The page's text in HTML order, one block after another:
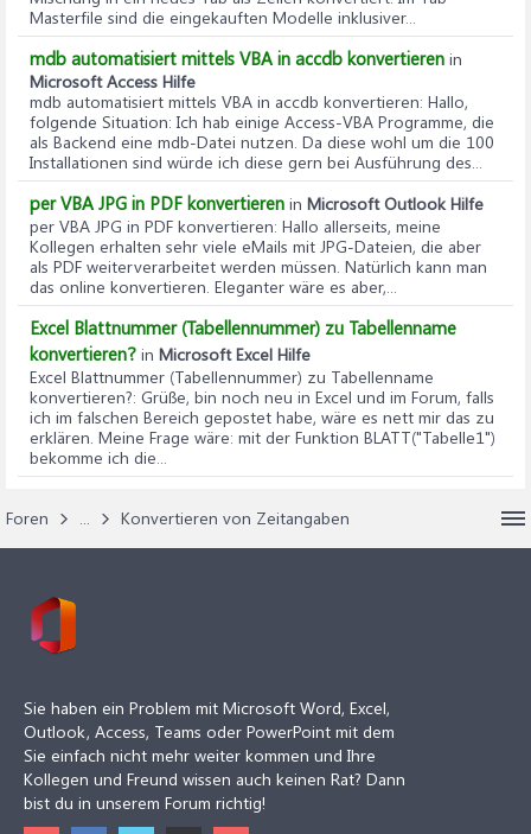
Masterfile sind die eingekauften Modelle inklusiver...
mdb automatisiert mittels VBA in accdb konvertieren in
Microsoft Access Hilfe
mdb automatisiert mittels VBA in accdb konvertieren: Hallo,
folgende Situation: Ich hab einige Access-VBA Programme, die
als Backend eine mdb-Datei nutzen. Da diese wohl um die 100
Installationen sind würde ich diese gern bei Ausführung des...
per VBA JPG in PDF konvertieren in Microsoft Outlook Hilfe
per VBA JPG in PDF konvertieren: Hallo allerseits, meine
Kollegen erhalten sehr viele eMails mit JPG-Dateien, die aber
als PDF weiterverarbeitet werden müssen. Natürlich kann man
das online konvertieren. Eleganter wäre es aber,...
Excel Blattnummer (Tabellennummer) zu Tabellenname
konvertieren? in Microsoft Excel Hilfe
Excel Blattnummer (Tabellennummer) zu Tabellenname
konvertieren?: Grüße, bin noch neu in Excel und im Forum, falls
ich im falschen Bereich gepostet habe, wäre es nett mir das zu
erklären. Meine Frage wäre: mit der Funktion BLATT("Tabelle1")
bekomme ich die...
Foren ... Konvertieren von Zeitangaben
Sie haben ein Problem mit Microsoft Word, Excel,
Outlook, Access, Teams oder PowerPoint mit dem
Sie einfach nicht mehr weiter kommen und Ihre
Kollegen und Freund wissen auch keinen Rat? Dann
bist du in unserem Forum richtig!